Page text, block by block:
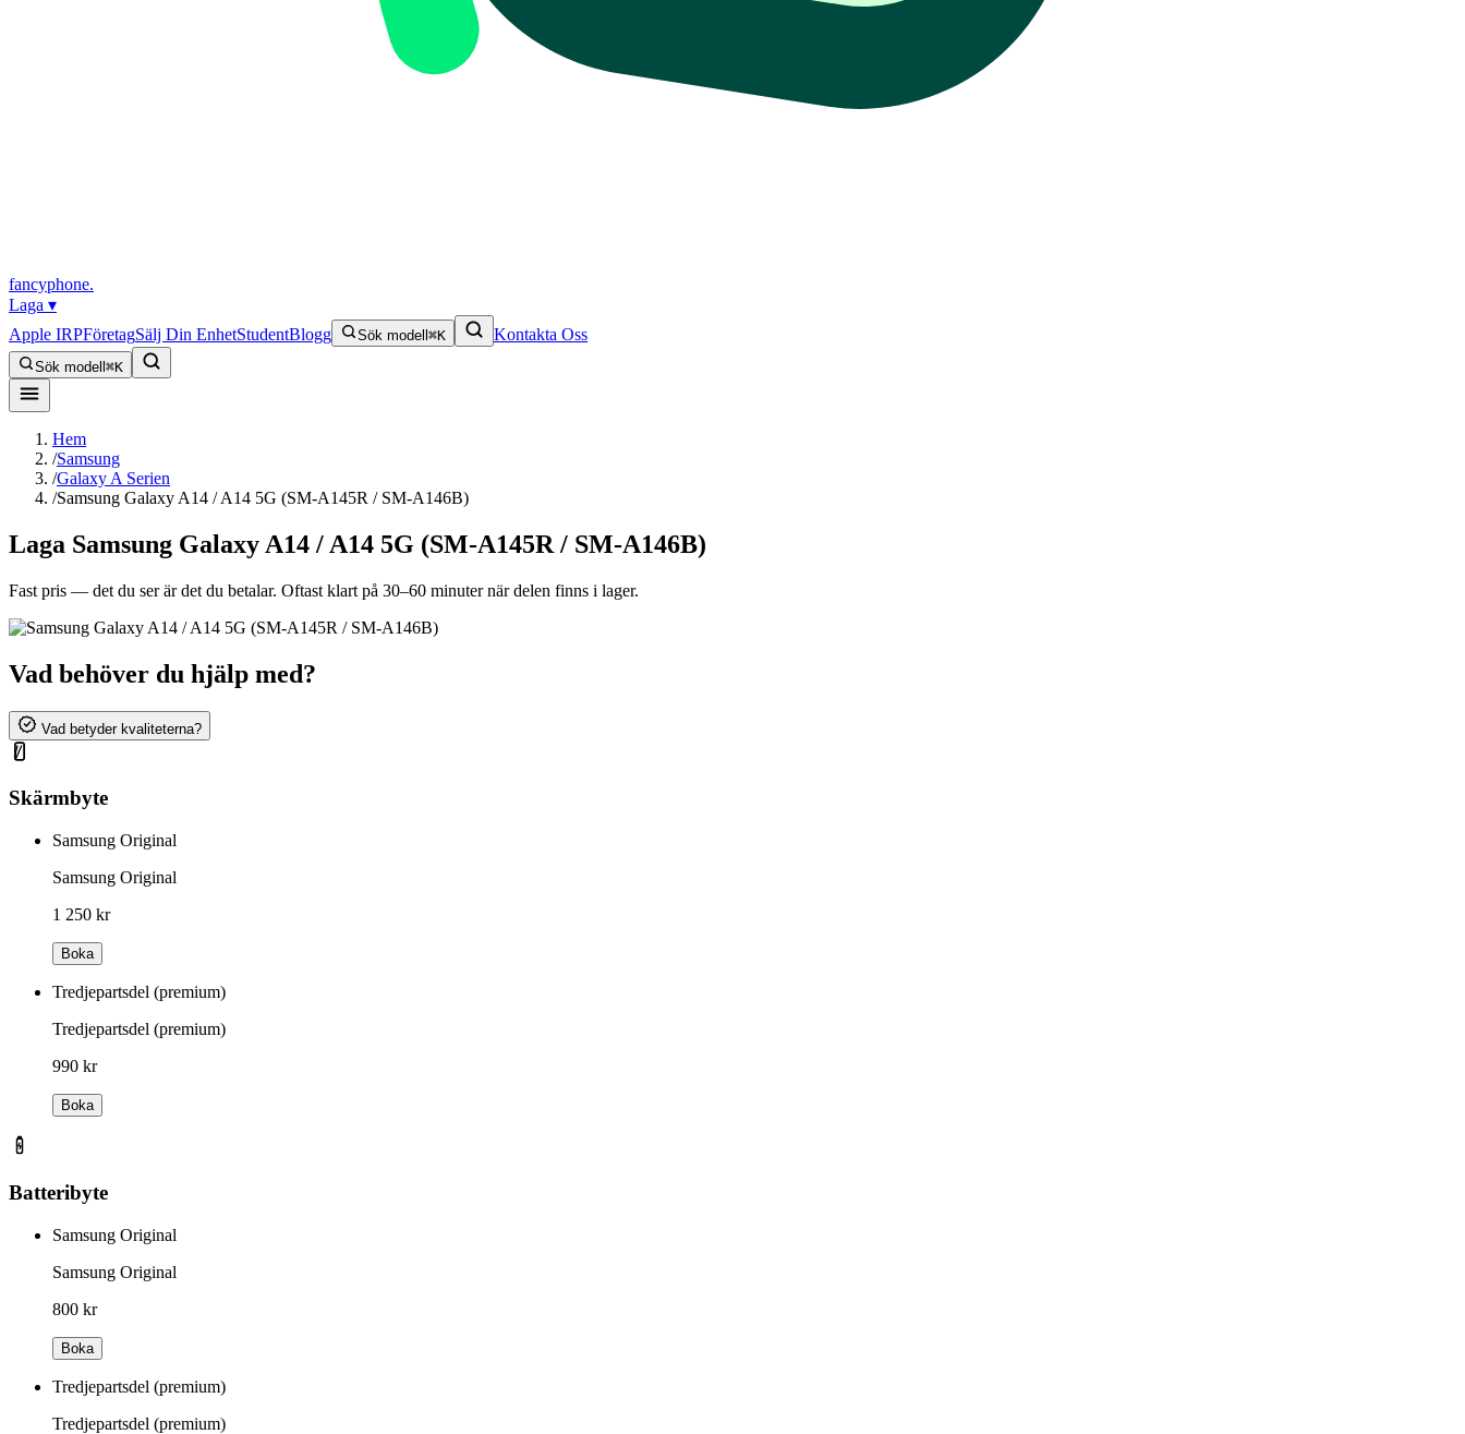
fancyphone.
Laga ▾
Apple IRPFöretagSälj Din EnhetStudentBlogg Sök modell ⌘K Kontakta Oss
Sök modell ⌘K
Hem
/Samsung
/Galaxy A Serien
/Samsung Galaxy A14 / A14 5G (SM-A145R / SM-A146B)
Laga Samsung Galaxy A14 / A14 5G (SM-A145R / SM-A146B)
Fast pris — det du ser är det du betalar. Oftast klart på 30–60 minuter när delen finns i lager.
Vad behöver du hjälp med?
Vad betyder kvaliteterna?
Skärmbyte
Samsung Original
Samsung Original
1 250 kr
Boka
Tredjepartsdel (premium)
Tredjepartsdel (premium)
990 kr
Boka
Batteribyte
Samsung Original
Samsung Original
800 kr
Boka
Tredjepartsdel (premium)
Tredjepartsdel (premium)